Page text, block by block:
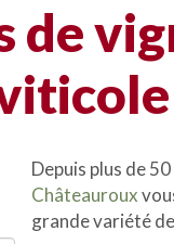
de
Depuis plus de
Châteauroux
grande variété